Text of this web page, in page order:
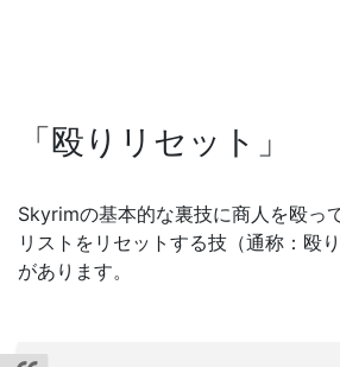
「殴りリセット」
Skyrimの基本的な裏技に商人を殴っ
リストをリセットする技（通称：殴
があります。